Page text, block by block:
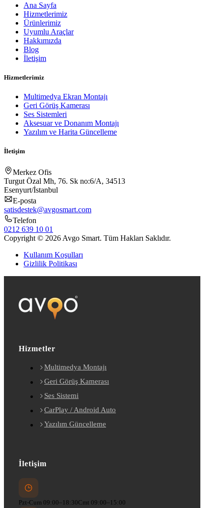
Ana Sayfa
Hizmetlerimiz
Ürünlerimiz
Uyumlu Araçlar
Hakkımızda
Blog
İletişim
Hizmetlerimiz
Multimedya Ekran Montajı
Geri Görüş Kamerası
Ses Sistemleri
Aksesuar ve Donanım Montajı
Yazılım ve Harita Güncelleme
İletişim
Merkez Ofis
Turgut Özal Mh, 76. Sk no:6/A, 34513
Esenyurt/İstanbul
E-posta
satisdestek@avgosmart.com
Telefon
0212 639 10 01
Copyright © 2026 Avgo Smart. Tüm Hakları Saklıdır.
Kullanım Koşulları
Gizlilik Politikası
Hizmetler
Multimedya Montajı
Geri Görüş Kamerası
Ses Sistemi
CarPlay / Android Auto
Yazılım Güncelleme
İletişim
Pzt-Cum 09:00–18:30Cmt 09:00–15:00